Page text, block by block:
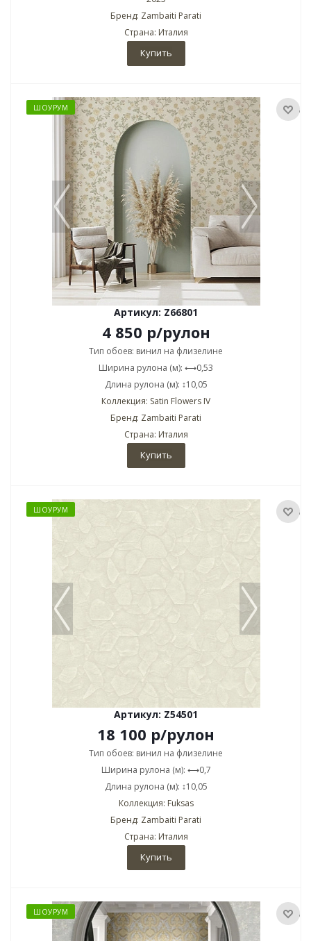
Бренд: Zambaiti Parati
Страна: Италия
Купить
ШОУРУМ
Артикул: Z66801
4 850 р/рулон
Тип обоев: винил на флизелине
Ширина рулона (м): ⟷0,53
Длина рулона (м): ↕10,05
Коллекция: Satin Flowers IV
Бренд: Zambaiti Parati
Страна: Италия
Купить
ШОУРУМ
Артикул: Z54501
18 100 р/рулон
Тип обоев: винил на флизелине
Ширина рулона (м): ⟷0,7
Длина рулона (м): ↕10,05
Коллекция: Fuksas
Бренд: Zambaiti Parati
Страна: Италия
Купить
ШОУРУМ